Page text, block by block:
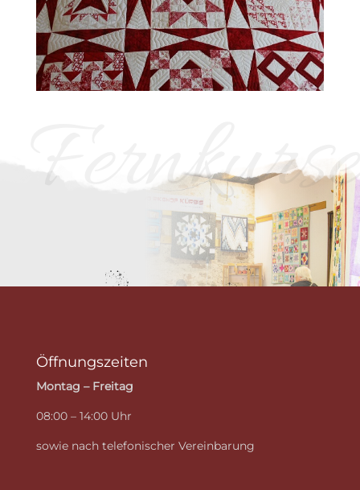
Fernkurse
Öffnungszeiten
Montag – Freitag
08:00 – 14:00 Uhr
sowie nach telefonischer Vereinbarung